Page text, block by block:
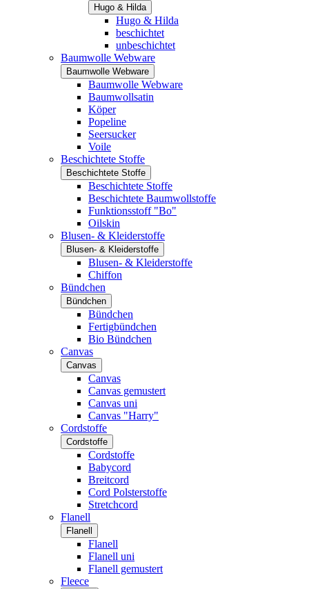
Hugo & Hilda
Hugo & Hilda
beschichtet
unbeschichtet
Baumwolle Webware
Baumwolle Webware
Baumwolle Webware
Baumwollsatin
Köper
Popeline
Seersucker
Voile
Beschichtete Stoffe
Beschichtete Stoffe
Beschichtete Stoffe
Beschichtete Baumwollstoffe
Funktionsstoff "Bo"
Oilskin
Blusen- & Kleiderstoffe
Blusen- & Kleiderstoffe
Blusen- & Kleiderstoffe
Chiffon
Bündchen
Bündchen
Bündchen
Fertigbündchen
Bio Bündchen
Canvas
Canvas
Canvas
Canvas gemustert
Canvas uni
Canvas "Harry"
Cordstoffe
Cordstoffe
Cordstoffe
Babycord
Breitcord
Cord Polsterstoffe
Stretchcord
Flanell
Flanell
Flanell
Flanell uni
Flanell gemustert
Fleece